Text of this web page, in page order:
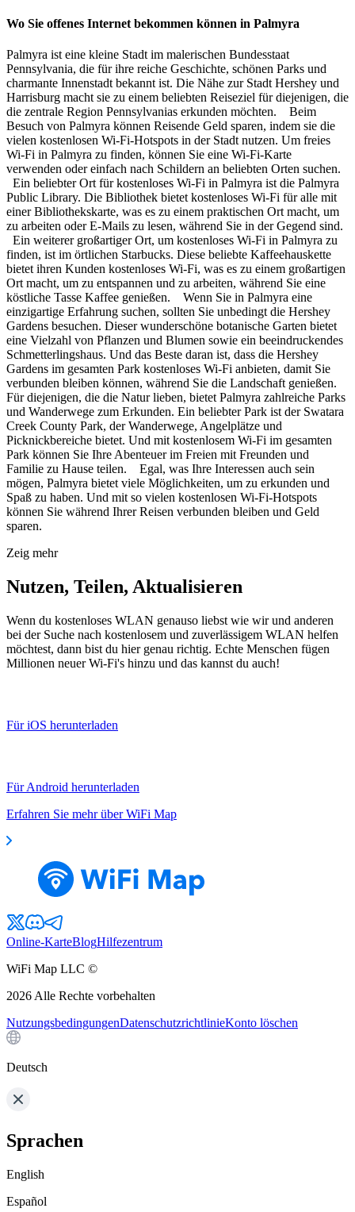
Wo Sie offenes Internet bekommen können in Palmyra
Palmyra ist eine kleine Stadt im malerischen Bundesstaat
Pennsylvania, die für ihre reiche Geschichte, schönen Parks und
charmante Innenstadt bekannt ist. Die Nähe zur Stadt Hershey und
Harrisburg macht sie zu einem beliebten Reiseziel für diejenigen, die
die zentrale Region Pennsylvanias erkunden möchten. Beim
Besuch von Palmyra können Reisende Geld sparen, indem sie die
vielen kostenlosen Wi-Fi-Hotspots in der Stadt nutzen. Um freies
Wi-Fi in Palmyra zu finden, können Sie eine Wi-Fi-Karte
verwenden oder einfach nach Schildern an beliebten Orten suchen.
Ein beliebter Ort für kostenloses Wi-Fi in Palmyra ist die Palmyra
Public Library. Die Bibliothek bietet kostenloses Wi-Fi für alle mit
einer Bibliothekskarte, was es zu einem praktischen Ort macht, um
zu arbeiten oder E-Mails zu lesen, während Sie in der Gegend sind.
Ein weiterer großartiger Ort, um kostenloses Wi-Fi in Palmyra zu
finden, ist im örtlichen Starbucks. Diese beliebte Kaffeehauskette
bietet ihren Kunden kostenloses Wi-Fi, was es zu einem großartigen
Ort macht, um zu entspannen und zu arbeiten, während Sie eine
köstliche Tasse Kaffee genießen. Wenn Sie in Palmyra eine
einzigartige Erfahrung suchen, sollten Sie unbedingt die Hershey
Gardens besuchen. Dieser wunderschöne botanische Garten bietet
eine Vielzahl von Pflanzen und Blumen sowie ein beeindruckendes
Schmetterlingshaus. Und das Beste daran ist, dass die Hershey
Gardens im gesamten Park kostenloses Wi-Fi anbieten, damit Sie
verbunden bleiben können, während Sie die Landschaft genießen.
Für diejenigen, die die Natur lieben, bietet Palmyra zahlreiche Parks
und Wanderwege zum Erkunden. Ein beliebter Park ist der Swatara
Creek County Park, der Wanderwege, Angelplätze und
Picknickbereiche bietet. Und mit kostenlosem Wi-Fi im gesamten
Park können Sie Ihre Abenteuer im Freien mit Freunden und
Familie zu Hause teilen. Egal, was Ihre Interessen auch sein
mögen, Palmyra bietet viele Möglichkeiten, um zu erkunden und
Spaß zu haben. Und mit so vielen kostenlosen Wi-Fi-Hotspots
können Sie während Ihrer Reisen verbunden bleiben und Geld
sparen.
Zeig mehr
Nutzen, Teilen, Aktualisieren
Wenn du kostenloses WLAN genauso liebst wie wir und anderen
bei der Suche nach kostenlosem und zuverlässigem WLAN helfen
möchtest, dann bist du hier genau richtig. Echte Menschen fügen
Millionen neuer Wi-Fi's hinzu und das kannst du auch!
Für iOS herunterladen
Für Android herunterladen
Erfahren Sie mehr über WiFi Map
Online-KarteBlogHilfezentrum
WiFi Map LLC ©
2026 Alle Rechte vorbehalten
NutzungsbedingungenDatenschutzrichtlinieKonto löschen
Deutsch
Sprachen
English
Español